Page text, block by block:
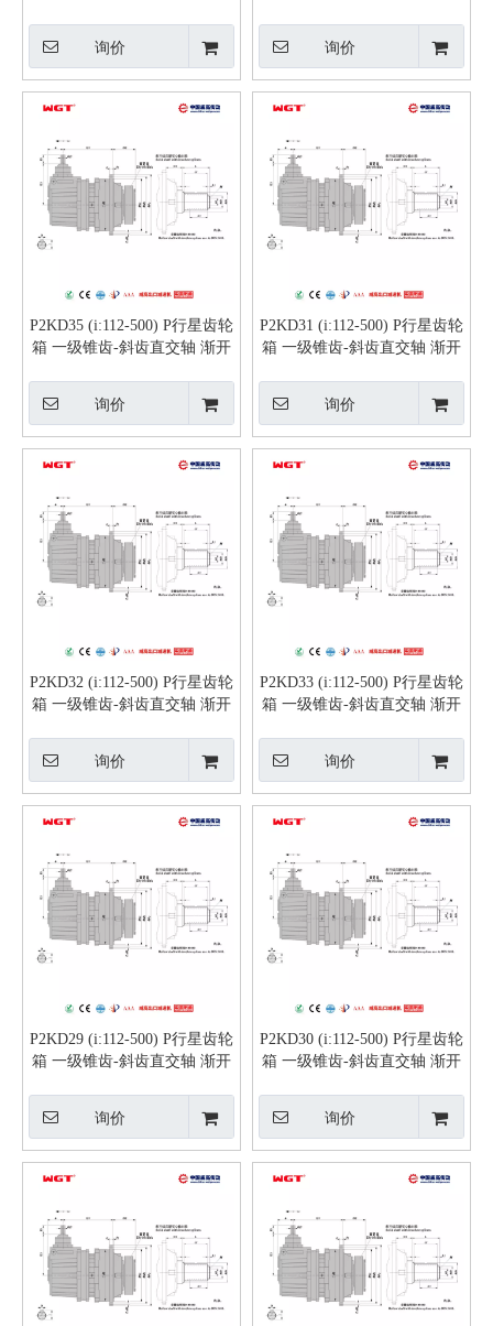
询价 询价
P2KD35 (i:112-500) P行星齿轮
箱 一级锥齿-斜齿直交轴 渐开
询价
P2KD31 (i:112-500) P行星齿轮
箱 一级锥齿-斜齿直交轴 渐开
询价
P2KD32 (i:112-500) P行星齿轮
箱 一级锥齿-斜齿直交轴 渐开
询价
P2KD33 (i:112-500) P行星齿轮
箱 一级锥齿-斜齿直交轴 渐开
询价
P2KD29 (i:112-500) P行星齿轮
箱 一级锥齿-斜齿直交轴 渐开
询价
P2KD30 (i:112-500) P行星齿轮
箱 一级锥齿-斜齿直交轴 渐开
询价